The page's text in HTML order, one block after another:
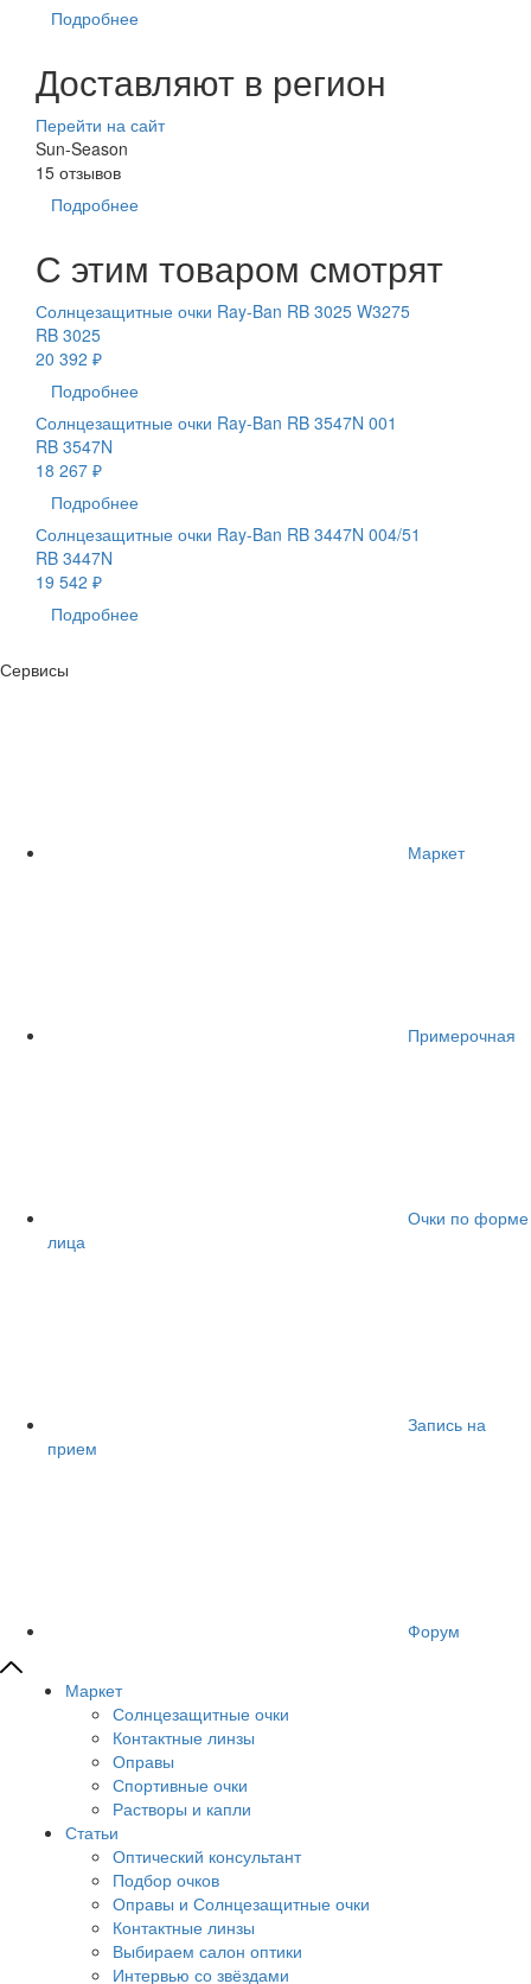
Подробнее
Доставляют в регион
Перейти на сайт
Sun-Season
15 отзывов
Подробнее
С этим товаром смотрят
Солнцезащитные очки Ray-Ban RB 3025 W3275
RB 3025
20 392 ₽
Подробнее
Солнцезащитные очки Ray-Ban RB 3547N 001
RB 3547N
18 267 ₽
Подробнее
Солнцезащитные очки Ray-Ban RB 3447N 004/51
RB 3447N
19 542 ₽
Подробнее
Сервисы
Маркет
Примерочная
Очки по форме
лица
Запись на
прием
Форум
Маркет
Солнцезащитные очки
Контактные линзы
Оправы
Спортивные очки
Растворы и капли
Статьи
Оптический консультант
Подбор очков
Оправы и Солнцезащитные очки
Контактные линзы
Выбираем салон оптики
Интервью со звёздами